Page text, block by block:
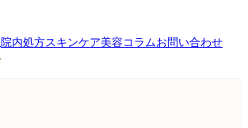
院内処方スキンケア美容コラムお問い合わせ